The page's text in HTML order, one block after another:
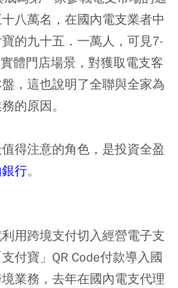
八萬名，在國內電支業者中
的九十五．一萬人，可見7-
體門店場景，對獲取電支客
，這也說明了全聯與全家為
的原因。
得注意的角色，是投資全盈
行。
用跨境支付切入經營電子支
付寶」QR Code付款導入國
業務，去年在國內電支代理